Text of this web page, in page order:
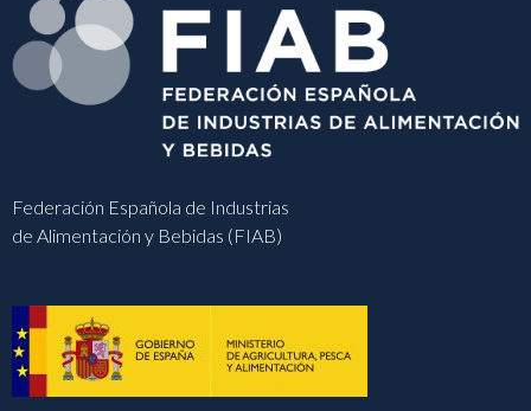
Federación Española de Industrias
de Alimentación y Bebidas (FIAB)